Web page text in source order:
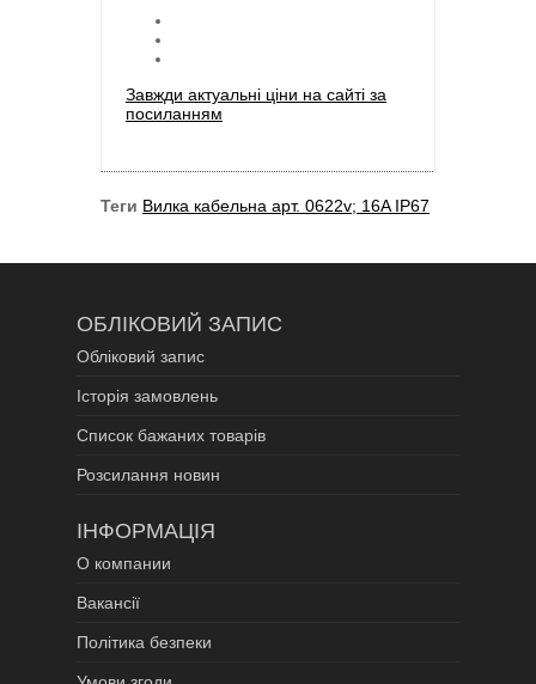
Завжди актуальні ціни на сайті за
посиланням
Теги Вилка кабельна арт. 0622v; 16A IP67
ОБЛІКОВИЙ ЗАПИС
Обліковий запис
Історія замовлень
Список бажаних товарів
Розсилання новин
ІНФОРМАЦІЯ
О компании
Вакансії
Політика безпеки